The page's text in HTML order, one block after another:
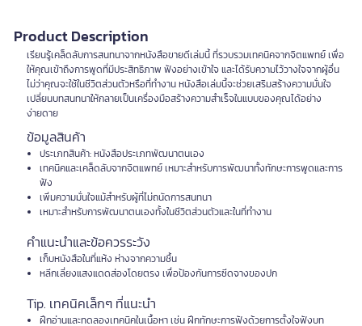
Product Description
เรียนรู้เคล็ดลับการสนทนาจากหนังสือขายดีเล่มนี้ ที่รวบรวมเทคนิคจากจิตแพทย์ เพื่อ
ให้คุณเข้าถึงการพูดที่มีประสิทธิภาพ ฟังอย่างเข้าใจ และได้รับความไว้วางใจจากผู้อื่น
ไม่ว่าคุณจะใช้ในชีวิตส่วนตัวหรือที่ทำงาน หนังสือเล่มนี้จะช่วยเสริมสร้างความมั่นใจ
เปลี่ยนบทสนทนาให้กลายเป็นเครื่องมือสร้างความสำเร็จในแบบของคุณได้อย่าง
ง่ายดาย
ข้อมูลสินค้า
ประเภทสินค้า: หนังสือประเภทพัฒนาตนเอง
เทคนิคและเคล็ดลับจากจิตแพทย์ เหมาะสำหรับการพัฒนาทั้งทักษะการพูดและการ
ฟัง
เพิ่มความมั่นใจแม้สำหรับผู้ที่ไม่ถนัดการสนทนา
เหมาะสำหรับการพัฒนาตนเองทั้งในชีวิตส่วนตัวและในที่ทำงาน
คำแนะนำและข้อควรระวัง
เก็บหนังสือในที่แห้ง ห่างจากความชื้น
หลีกเลี่ยงแสงแดดส่องโดยตรง เพื่อป้องกันการซีดจางของปก
Tip. เทคนิคเล็กๆ ที่แนะนำ
ฝึกอ่านและทดลองเทคนิคในเนื้อหา เช่น ฝึกทักษะการฟังด้วยการตั้งใจฟังบท